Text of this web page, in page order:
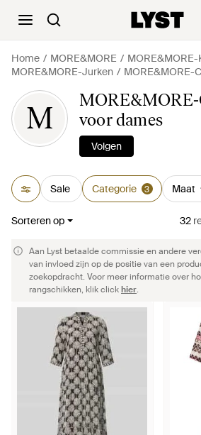
Home MORE&MORE
MORE&MORE-
MORE&MORE-Jurken
MORE&MORE-
M
voor dames
Volgen
Sale Categorie 3 Maat
Sorteren op 32
Aan Lyst betaalde commissie en andere
van invloed zijn op de positie van een
zoekopdracht. Voor meer informatie over
rangschikken, klik clickhier.